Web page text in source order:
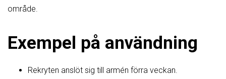
område.
Exempel på användning
Rekryten anslöt sig till armén förra veckan.